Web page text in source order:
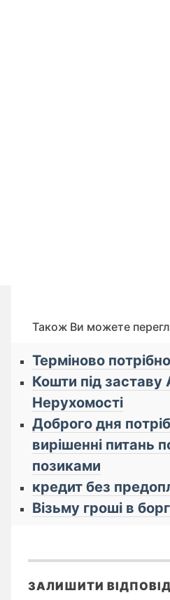
Також Ви можете
Терміново
Кошти під заставу
Нерухомості
Доброго дня
вирішенні питань
позиками
кредит без
Візьму гроші в
ЗАЛИШИТИ